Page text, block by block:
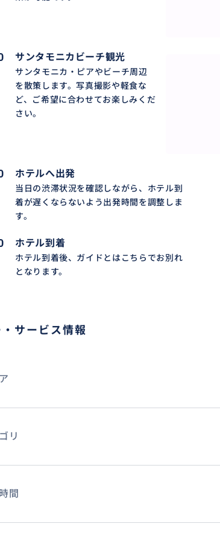
、ロサンゼルス観光ツアーやカスタマイズプラン
軽にお問い合わせください。
サンタモニカビーチ観光
サンタモニカ・ピアやビーチ周辺
を散策します。写真撮影や軽食な
ど、ご希望に合わせてお楽しみくだ
さい。
ホテルへ出発
当日の渋滞状況を確認しながら、ホテル到
着が遅くならないよう出発時間を調整しま
す。
ホテル到着
ホテル到着後、ガイドとはこちらでお別れ
となります。
サービス情報
リ
間